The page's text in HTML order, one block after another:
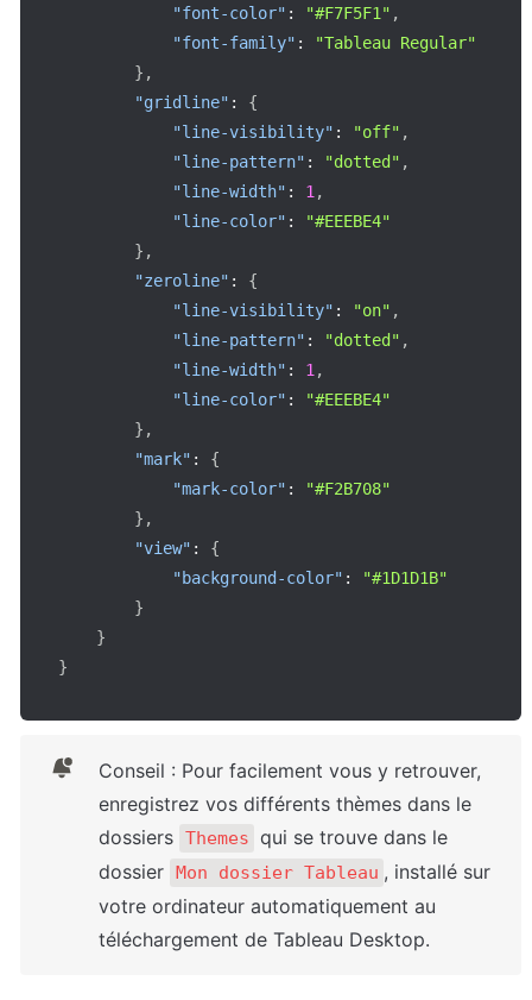
"font-color" : "#F7F5F1" ,
"font-family" :
"Tableau Regular"
} ,
"gridline" :
{
"line-visibility" : "off" ,
"line-pattern" : "dotted" ,
"line-width" : 1 ,
"line-color" :
"#EEEBE4"
} ,
"zeroline" :
{
"line-visibility" : "on" ,
"line-pattern" : "dotted" ,
"line-width" : 1 ,
"line-color" :
"#EEEBE4"
} ,
"mark" :
{
"mark-color" :
"#F2B708"
} ,
"view" :
{
"background-color" :
"#1D1D1B"
}
}
}
Conseil : Pour facilement vous y retrouver,
enregistrez vos différents thèmes dans le
dossiers Themes qui se trouve dans le
dossier Mon dossier Tableau , installé sur
votre ordinateur automatiquement au
téléchargement de Tableau Desktop.